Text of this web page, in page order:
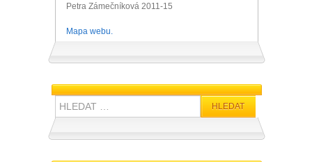
Petra Zámečníková 2011-15
Mapa webu.
Hledat: